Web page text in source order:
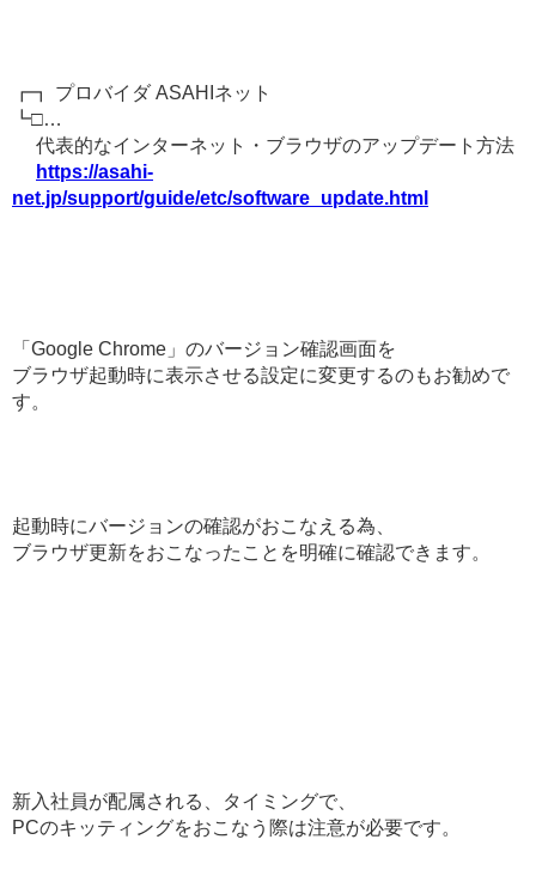
┏┓ プロバイダ ASAHIネット
┗□…
代表的なインターネット・ブラウザのアップデート方法
https://asahi-
net.jp/support/guide/etc/software_update.html
「Google Chrome」のバージョン確認画面を
ブラウザ起動時に表示させる設定に変更するのもお勧めで
す。
起動時にバージョンの確認がおこなえる為、
ブラウザ更新をおこなったことを明確に確認できます。
新入社員が配属される、タイミングで、
PCのキッティングをおこなう際は注意が必要です。